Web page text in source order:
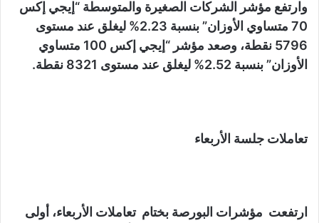
وارتفع مؤشر الشركات الصغيرة والمتوسطة “إيجي إكس
70 متساوي الأوزان” بنسبة 2.23% ليغلق عند مستوى
5796 نقطة، وصعد مؤشر “إيجي إكس 100 متساوي
الأوزان” بنسبة 2.52% ليغلق عند مستوى 8321 نقطة.
تعاملات جلسة الأربعاء
ارتفعت مؤشرات البورصة بختام تعاملات الأربعاء، أولى